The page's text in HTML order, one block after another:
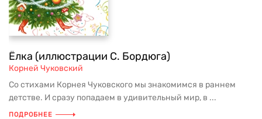
Ёлка (иллюстрации С. Бордюга)
Корней Чуковский
Со стихами Корнея Чуковского мы знакомимся в раннем
детстве. И сразу попадаем в удивительный мир, в ...
ПОДРОБНЕЕ